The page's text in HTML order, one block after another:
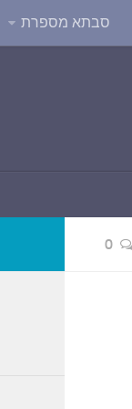
סבתא מספרת
0